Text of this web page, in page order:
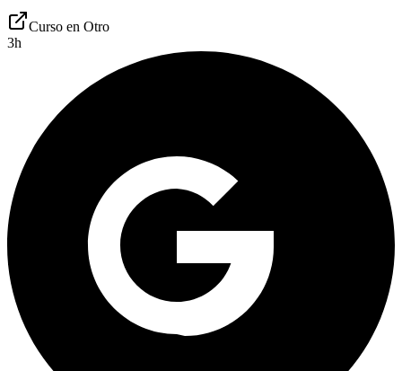
Curso en Otro
3h